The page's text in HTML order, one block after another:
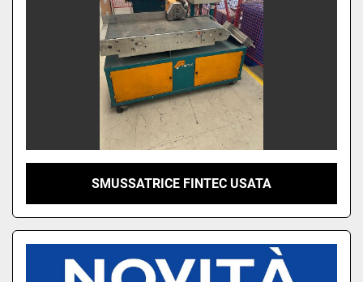
SMUSSATRICE FINTEC USATA